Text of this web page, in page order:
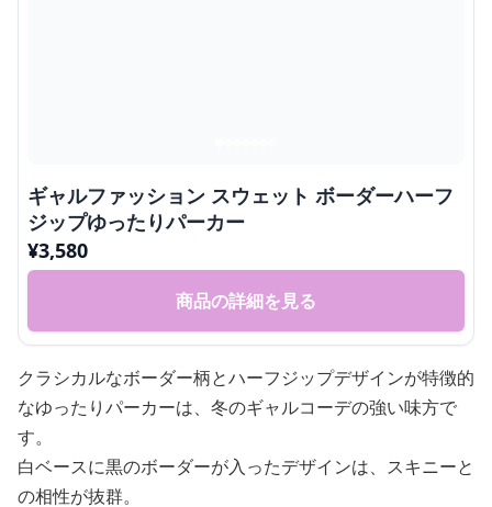
ギャルファッション スウェット ボーダーハーフ
ジップゆったりパーカー
¥3,580
商品の詳細を見る
クラシカルなボーダー柄とハーフジップデザインが特徴的
なゆったりパーカーは、冬のギャルコーデの強い味方で
す。
白ベースに黒のボーダーが入ったデザインは、スキニーと
の相性が抜群。